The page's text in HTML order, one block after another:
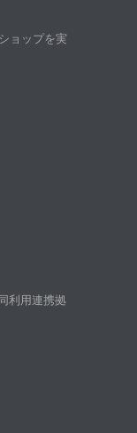
ョップを実
利用連携拠